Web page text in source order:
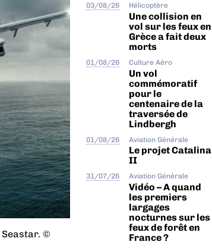
Seastar. ©
03/08/26 Hélicoptère
Une collision en
vol sur les feux en
Grèce a fait deux
morts
01/08/26 Culture Aéro
Un vol
commémoratif
pour le
centenaire de la
traversée de
Lindbergh
01/08/26 Aviation Générale
Le projet Catalina
II
31/07/26 Aviation Générale
Vidéo – A quand
les premiers
largages
nocturnes sur les
feux de forêt en
France ?